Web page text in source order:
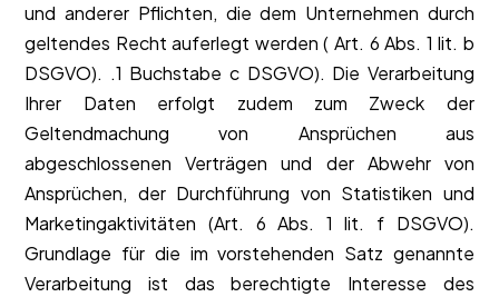
und anderer Pflichten, die dem Unternehmen durch
geltendes Recht auferlegt werden ( Art. 6 Abs. 1 lit. b
DSGVO). .1 Buchstabe c DSGVO). Die Verarbeitung
Ihrer Daten erfolgt zudem zum Zweck der
Geltendmachung von Ansprüchen aus
abgeschlossenen Verträgen und der Abwehr von
Ansprüchen, der Durchführung von Statistiken und
Marketingaktivitäten (Art. 6 Abs. 1 lit. f DSGVO).
Grundlage für die im vorstehenden Satz genannte
Verarbeitung ist das berechtigte Interesse des